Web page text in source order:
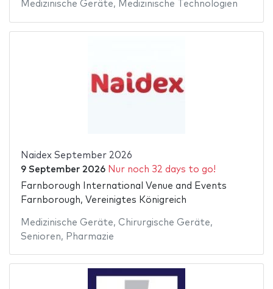
Medizinische Geräte, Medizinische Technologien
Naidex September 2026
9 September 2026 Nur noch 32 days to go!
Farnborough International Venue and Events
Farnborough, Vereinigtes Königreich
Medizinische Geräte, Chirurgische Geräte,
Senioren, Pharmazie